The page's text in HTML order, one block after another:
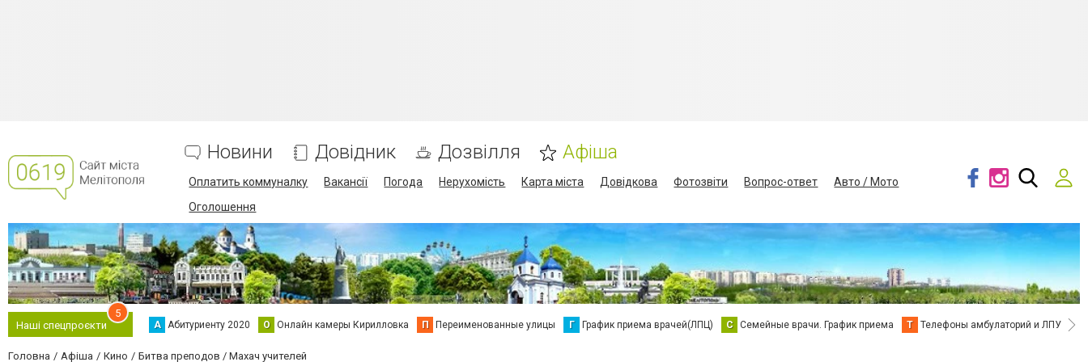
Новини Довідник Дозвілля Афіша
Оплатить коммуналку Вакансії Погода Нерухомість Карта міста Довідкова Фотозвіти Вопрос-ответ
Авто / Мото
Оголошення
Наші спецпроєкти
5
А Абитуриенту 2020 О Онлайн камеры Кирилловка П Переименованные улицы Г График приема врачей(ЛПЦ) С Семейные врачи. График приема Т Телефоны амбулаторий и ЛПУ В
Головна Афіша Кино Битва преподов / Махач учителей